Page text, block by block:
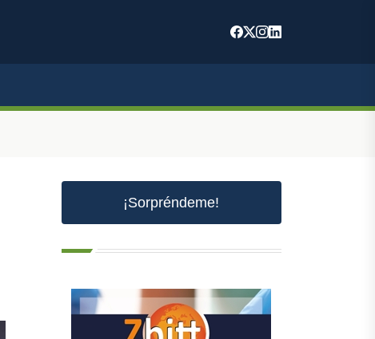
¡Sorpréndeme!